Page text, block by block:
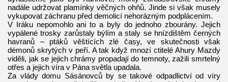
nadále udržovat plamínky věčných ohňů. Jinde si však musely
vykupovat záchranu před demolicí nehorázným podplácením.
V Iráku nepomohlo ani to a byly do jednoho zbourány. Jejich
vypálené trosky zarůstaly býlím a staly se hnízdištěm černých
havranů – ptáků věštících zlé časy, ve skutečnosti však
démonů skrytých v peří. A tak když mnozí ctitelé Ahury Mazdy
viděli, jak se jejich chrámy propadají do temnoty, zažili smrtelný
otřes a jejich víra v Pána světla upadala.
Za vlády domu Sásánovců by se takové odpadlictví od víry